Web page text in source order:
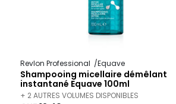
Revlon Professional Equave
Shampooing micellaire démêlant
instantané Equave 100ml
+ 2 AUTRES VOLUMES DISPONIBLES